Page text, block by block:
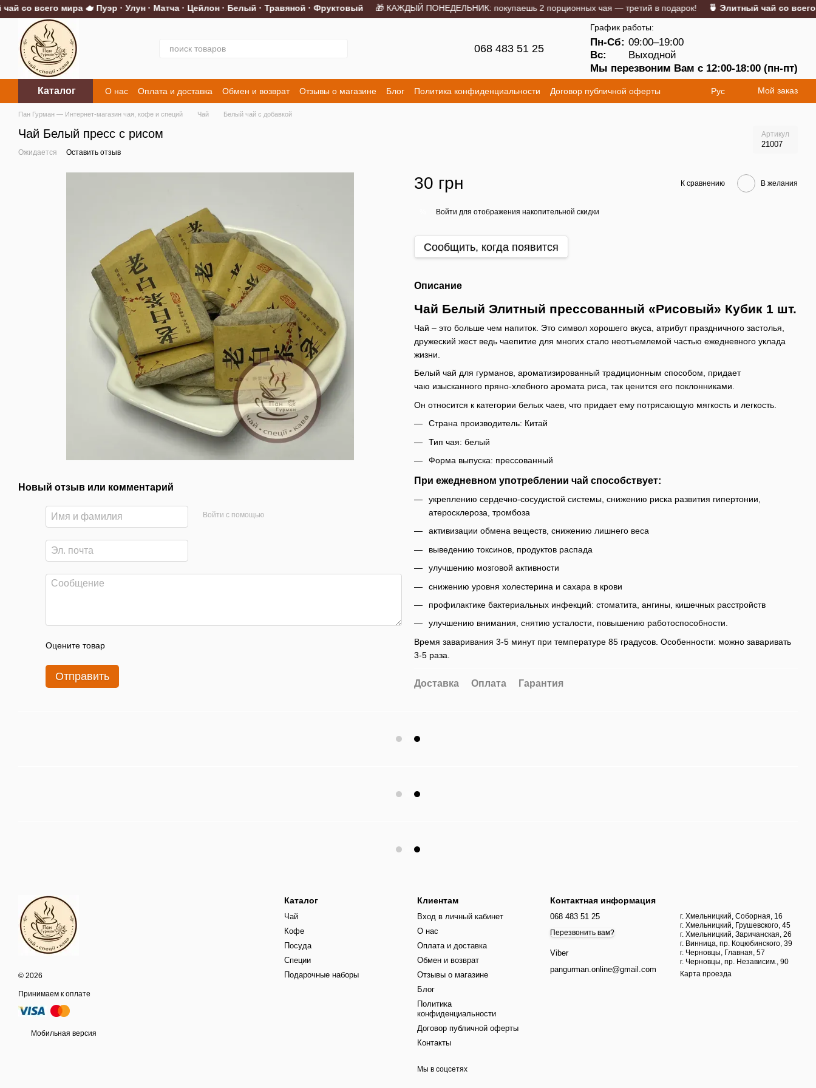
Перейти к основному контенту
всего мира 🫖 Пуэр · Улун · Матча · Цейлон · Белый · Травяной · Фруктовый🎁 КАЖДЫЙ ПОНЕДЕЛЬНИК: покупаешь 2 порционных чая — третий в подарок!🍵 Элитный чай со всего
068 483 51 25
График работы:
Пн-Сб: 09:00–19:00
Вс:
Выходной
Мы перезвоним Вам с 12:00-18:00 (пн-пт)
Каталог О нас Оплата и доставка Обмен и возврат Отзывы о магазине Блог Политика конфиденциальности
Договор публичной оферты
Контакты
Рус Мой заказ
Пан Гурман — Интернет-магазин чая, кофе и специй Чай Белый чай с добавкой
Чай Белый пресс с рисом Артикул
21007
Ожидается Оставить отзыв
Новый отзыв или комментарий
Войти с помощью
Оцените товар
Отправить
30 грн К сравнению В желания
Войти для отображения накопительной скидки
Сообщить, когда появится
Описание
Чай Белый Элитный прессованный «Рисовый» Кубик 1 шт.
Чай – это больше чем напиток. Это символ хорошего вкуса, атрибут праздничного застолья,
дружеский жест ведь чаепитие для многих стало неотъемлемой частью ежедневного уклада
жизни.
Белый чай для гурманов, ароматизированный традиционным способом, придает
чаю изысканного пряно-хлебного аромата риса, так ценится его поклонниками.
Он относится к категории белых чаев, что придает ему потрясающую мягкость и легкость.
Страна производитель: Китай
Тип чая: белый
Форма выпуска: прессованный
При ежедневном употреблении чай способствует:
укреплению сердечно-сосудистой системы, снижению риска развития гипертонии,
атеросклероза, тромбоза
активизации обмена веществ, снижению лишнего веса
выведению токсинов, продуктов распада
улучшению мозговой активности
снижению уровня холестерина и сахара в крови
профилактике бактериальных инфекций: стоматита, ангины, кишечных расстройств
улучшению внимания, снятию усталости, повышению работоспособности.
Время заваривания 3-5 минут при температуре 85 градусов. Особенности: можно заваривать
3-5 раза.
Доставка Оплата Гарантия
© 2026
Принимаем к оплате
Мобильная версия
Каталог
Чай
Кофе
Посуда
Специи
Подарочные наборы
Клиентам
Вход в личный кабинет
О нас
Оплата и доставка
Обмен и возврат
Отзывы о магазине
Блог
Политика
конфиденциальности
Договор публичной оферты
Контакты
Мы в соцсетях
Контактная информация
068 483 51 25
Перезвонить вам?
Viber
pangurman.online@gmail.com
г. Хмельницкий, Соборная, 16
г. Хмельницкий, Грушевского, 45
г. Хмельницкий, Заричанская, 26
г. Винница, пр. Коцюбинского, 39
г. Черновцы, Главная, 57
г. Черновцы, пр. Независим., 90
Карта проезда